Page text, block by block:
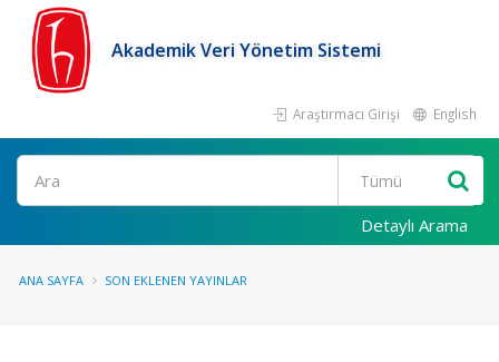
Akademik Veri Yönetim Sistemi
Araştırmacı Girişi English
Ara
Detaylı Arama
ANA SAYFA SON EKLENEN YAYINLAR